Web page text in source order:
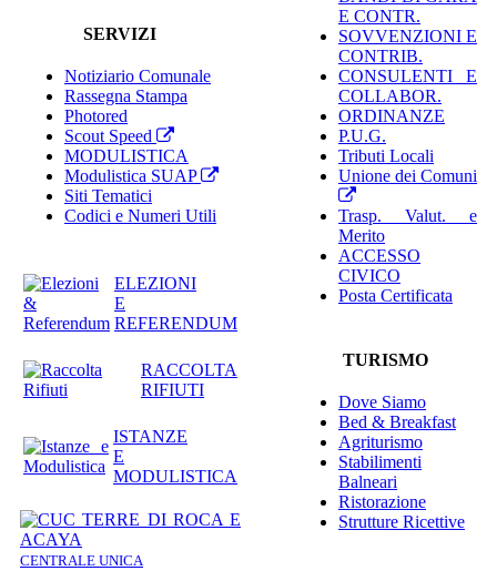
SERVIZI
Notiziario Comunale
Rassegna Stampa
Photored
Scout Speed
MODULISTICA
Modulistica SUAP
Siti Tematici
Codici e Numeri Utili
ELEZIONI
E
REFERENDUM
RACCOLTA
RIFIUTI
ISTANZE
E
MODULISTICA
CENTRALE UNICA
E CONTR.
SOVVENZIONI E
CONTRIB.
CONSULENTI E
COLLABOR.
ORDINANZE
P.U.G.
Tributi Locali
Unione dei Comuni
Trasp. Valut. e
Merito
ACCESSO
CIVICO
Posta Certificata
TURISMO
Dove Siamo
Bed & Breakfast
Agriturismo
Stabilimenti
Balneari
Ristorazione
Strutture Ricettive